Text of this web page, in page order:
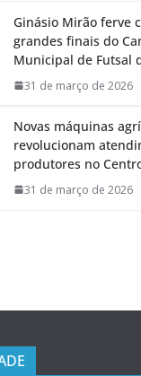
Ginásio Mirão ferve
grandes finais do
Municipal de Futsal
31 de março de 2026
Novas máquinas
revolucionam
produtores no
31 de março de 2026